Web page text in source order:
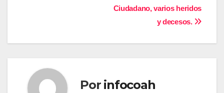
Ciudadano, varios heridos
y decesos.
Por infocoah